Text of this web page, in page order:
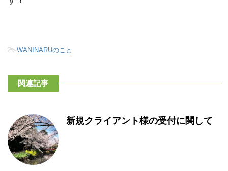
-WANINARUのこと
関連記事
新規クライアント様の受付に関して